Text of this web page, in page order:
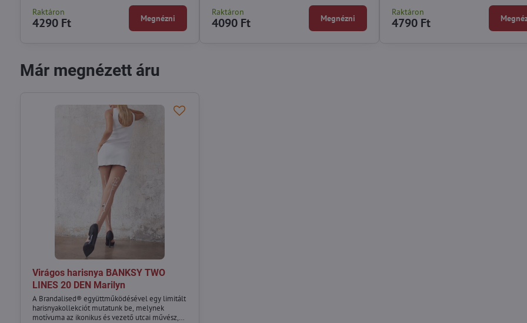
Raktáron
4290 Ft Megnézni
Raktáron
4090 Ft Megnézni
Raktáron
4790 Ft
Már megnézett áru
Virágos harisnya BANKSY TWO
LINES 20 DEN Marilyn
A Brandalised® együttműködésével egy limitált
harisnyakollekciót mutatunk be, melynek
motívuma az ikonikus és vezető utcai művész,